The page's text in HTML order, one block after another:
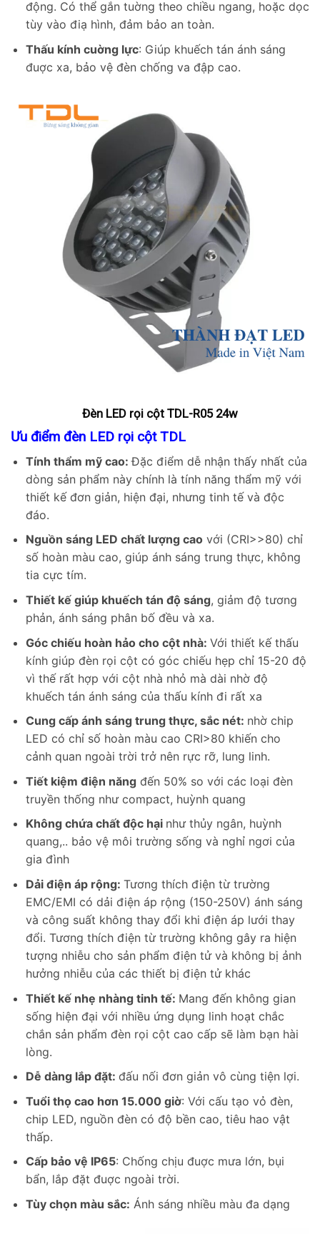
động. Có thể gắn tuờng theo chiều ngang, hoặc dọc
tùy vào điạ hình, đảm bảo an toàn.
Thấu kính cuờng lực: Giúp khuếch tán ánh sáng
đuợc xa, bảo vệ đèn chống va đập cao.
Đèn LED rọi cột TDL-R05 24w
Ưu điểm đèn LED rọi cột TDL
Tính thẩm mỹ cao:Đặc điểm dễ nhận thấy nhất của
dòng sản phẩm này chính là tính năng thẩm mỹ với
thiết kế đơn giản, hiện đại, nhưng tinh tế và độc
đáo.
Nguồn sáng LED chất lượng caovới (CRI>>80) chỉ
số hoàn màu cao, giúp ánh sáng trung thực, không
tia cực tím.
Thiết kế giúp khuếch tán độ sáng, giảm độ tương
phản, ánh sáng phân bố đều và xa.
Góc chiếu hoàn hảo cho cột nhà: Với thiết kế thấu
kính giúp đèn rọi cột có góc chiếu hẹp chỉ 15-20 độ
vì thế rất hợp với cột nhà nhỏ mà dài nhờ độ
khuếch tán ánh sáng của thấu kính đi rất xa
Cung cấp ánh sáng trung thực, sắc nét: nhờ chip
LED có chỉ số hoàn màu cao CRI>80 khiến cho
cảnh quan ngoài trời trở nên rực rỡ, lung linh.
Tiết kiệm điện năngđến 50% so với các loại đèn
truyền thống như compact, huỳnh quang
Không chứa chất độc hại như thủy ngân, huỳnh
quang,.. bảo vệ môi trường sống và nghỉ ngơi của
gia đình
Dải điện áp rộng: Tương thích điện từ trường
EMC/EMI có dải điện áp rộng (150-250V) ánh sáng
và công suất không thay đổi khi điện áp lưới thay
đổi. Tương thích điện từ trường không gây ra hiện
tượng nhiễu cho sản phẩm điện tử và không bị ảnh
hưởng nhiễu của các thiết bị điện tử khác
Thiết kế nhẹ nhàng tinh tế: Mang đến không gian
sống hiện đại với nhiều ứng dụng linh hoạt chắc
chắn sản phẩm đèn rọi cột cao cấp sẽ làm bạn hài
lòng.
Dễ dàng lắp đặt: đấu nối đơn giản vô cùng tiện lợi.
Tuổi thọ cao hơn 15.000 giờ: Với cấu tạo vỏ đèn,
chip LED, nguồn đèn có độ bền cao, tiêu hao vật
thấp.
Cấp bảo vệ IP65: Chống chịu đuợc mưa lớn, bụi
bẩn, lắp đặt đuợc ngoài trời.
Tùy chọn màu sắc: Ánh sáng nhiều màu đa dạng